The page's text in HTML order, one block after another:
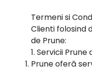
Termeni si
Clienti folosind
de Prune:
1. Servicii
Prune oferă